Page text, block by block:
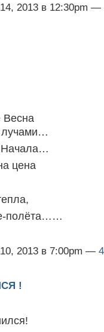
2013 в 12:30pm —
2013 в 7:00pm —
!